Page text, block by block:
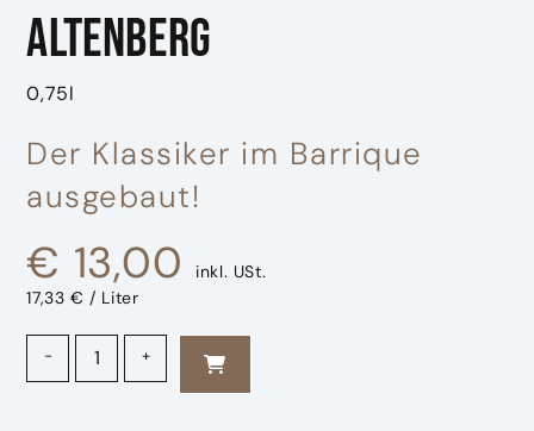
Altenberg
0,75l
Der Klassiker im Barrique
ausgebaut!
€ 13,00
inkl. USt.
17,33 € / Liter
2023 Chardonnay Ried Altenberg Menge
- +